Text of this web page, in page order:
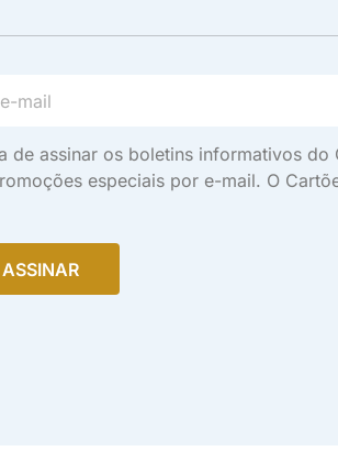
de assinar os boletins informativos do
especiais por e-mail. O